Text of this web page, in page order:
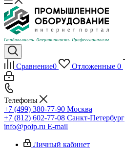
Сравнение0 Отложенные 0
Телефоны
+7 (499) 380-77-90 Москва
+7 (812) 602-77-08 Санкт-Петербург
info@poip.ru E-mail
Личный кабинет